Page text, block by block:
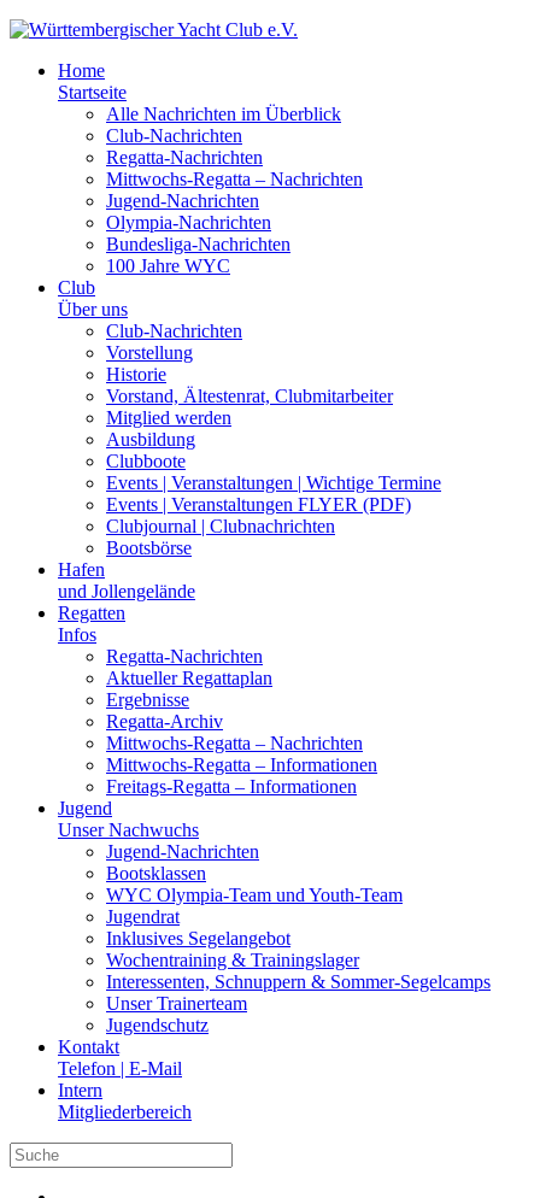
Home
Startseite
Alle Nachrichten im Überblick
Club-Nachrichten
Regatta-Nachrichten
Mittwochs-Regatta – Nachrichten
Jugend-Nachrichten
Olympia-Nachrichten
Bundesliga-Nachrichten
100 Jahre WYC
Club
Über uns
Club-Nachrichten
Vorstellung
Historie
Vorstand, Ältestenrat, Clubmitarbeiter
Mitglied werden
Ausbildung
Clubboote
Events | Veranstaltungen | Wichtige Termine
Events | Veranstaltungen FLYER (PDF)
Clubjournal | Clubnachrichten
Bootsbörse
Hafen
und Jollengelände
Regatten
Infos
Regatta-Nachrichten
Aktueller Regattaplan
Ergebnisse
Regatta-Archiv
Mittwochs-Regatta – Nachrichten
Mittwochs-Regatta – Informationen
Freitags-Regatta – Informationen
Jugend
Unser Nachwuchs
Jugend-Nachrichten
Bootsklassen
WYC Olympia-Team und Youth-Team
Jugendrat
Inklusives Segelangebot
Wochentraining & Trainingslager
Interessenten, Schnuppern & Sommer-Segelcamps
Unser Trainerteam
Jugendschutz
Kontakt
Telefon | E-Mail
Intern
Mitgliederbereich